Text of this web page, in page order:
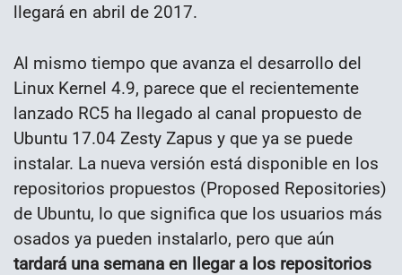
llegará en abril de 2017.
Al mismo tiempo que avanza el desarrollo del
Linux Kernel 4.9, parece que el recientemente
lanzado RC5 ha llegado al canal propuesto de
Ubuntu 17.04 Zesty Zapus y que ya se puede
instalar. La nueva versión está disponible en los
repositorios propuestos (Proposed Repositories)
de Ubuntu, lo que significa que los usuarios más
osados ya pueden instalarlo, pero que aún
tardará una semana en llegar a los repositorios